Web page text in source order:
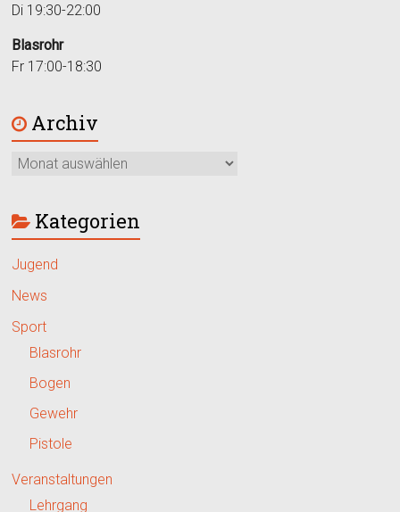
Di 19:30-22:00
Blasrohr
Fr 17:00-18:30
Archiv
Kategorien
Jugend
News
Sport
Blasrohr
Bogen
Gewehr
Pistole
Veranstaltungen
Lehrgang